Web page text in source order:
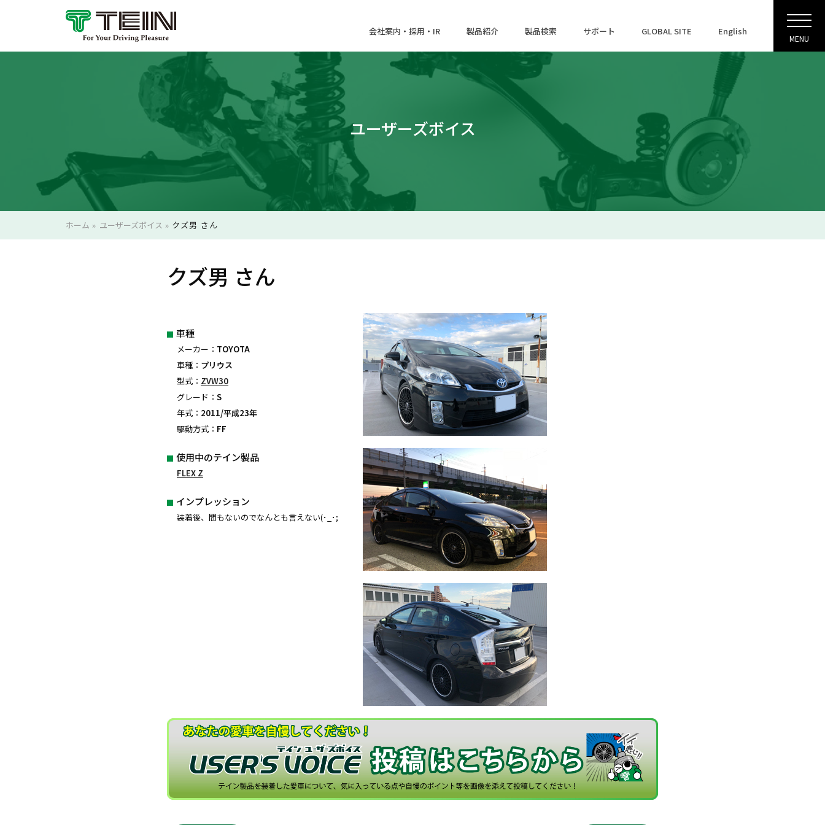
会社案内・採用・IR 製品紹介 製品検索 サポート GLOBAL SITE English
MENU
ユーザーズボイス
ホーム » ユーザーズボイス » クズ男 さん
クズ男 さん
車種
メーカー： TOYOTA
車種： プリウス
型式： ZVW30
グレード： S
年式： 2011/平成23年
駆動方式： FF
使用中のテイン製品
FLEX Z
インプレッション
装着後、間もないのでなんとも言えない(･_･;